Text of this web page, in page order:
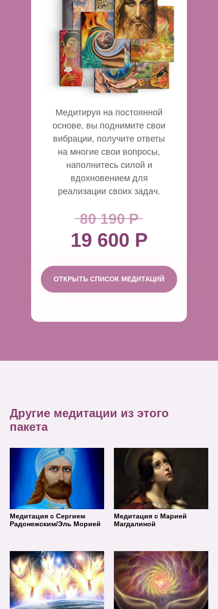
Медитируя на постоянной
основе, вы поднимите свои
вибрации, получите ответы
на многие свои вопросы,
наполнитесь силой и
вдохновением для
реализации своих задач.
ОТКРЫТЬ СПИСОК МЕДИТАЦИЙ
19 600 Р
80 190 Р
Другие медитации из этого
пакета
Медитация с Сергием
Радонежским/Эль Морией
Медитация с Марией
Магдалиной